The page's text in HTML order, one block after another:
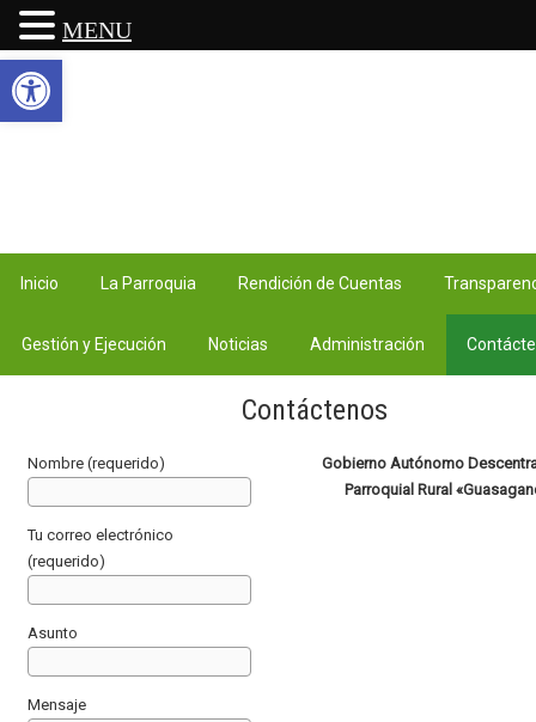
Inicio La Parroquia Rendición de Cuentas
Gestión y Ejecución Noticias Administración
Contáctenos
Nombre (requerido)
Tu correo electrónico
(requerido)
Asunto
Mensaje
Gobierno Autónomo
Parroquial Rural
MENU
Abrir barra de herramientas